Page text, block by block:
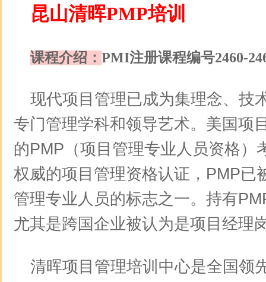
昆山清晖PMP培训
课程介绍： PMI注册课程编号2460-
现代项目管理已成为集理念、技
专门管理学科和领导艺术。美国项
的PMP（项目管理专业人员资格）
权威的项目管理资格认证，PMP已
管理专业人员的标志之一。持有
尤其是跨国企业被认为是项目经理
清晖项目管理培训中心是全国领